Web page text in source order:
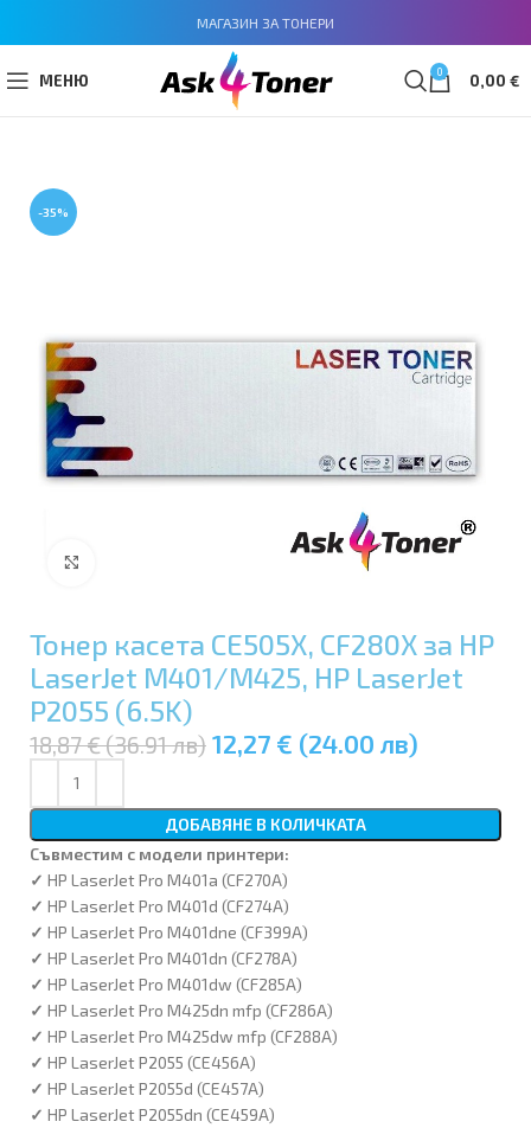
МАГАЗИН ЗА ТОНЕРИ
МЕНЮ 0 0,00 €
-35%
Тонер касета CE505X, CF280X за HP
LaserJet M401/M425, HP LaserJet
P2055 (6.5K)
18,87 € (36.91 лв) 12,27 € (24.00 лв)
ДОБАВЯНЕ В КОЛИЧКАТА
Съвместим с модели принтери:
✓ HP LaserJet Pro M401a (CF270A)
✓ HP LaserJet Pro M401d (CF274A)
✓ HP LaserJet Pro M401dne (CF399A)
✓ HP LaserJet Pro M401dn (CF278A)
✓ HP LaserJet Pro M401dw (CF285A)
✓ HP LaserJet Pro M425dn mfp (CF286A)
✓ HP LaserJet Pro M425dw mfp (CF288A)
✓ HP LaserJet P2055 (CE456A)
✓ HP LaserJet P2055d (CE457A)
✓ HP LaserJet P2055dn (CE459A)